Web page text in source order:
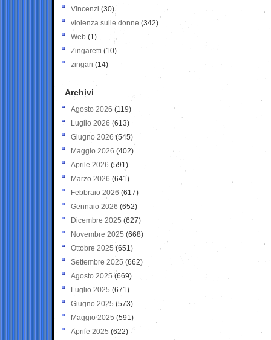
Vincenzi (30)
violenza sulle donne (342)
Web (1)
Zingaretti (10)
zingari (14)
Archivi
Agosto 2026 (119)
Luglio 2026 (613)
Giugno 2026 (545)
Maggio 2026 (402)
Aprile 2026 (591)
Marzo 2026 (641)
Febbraio 2026 (617)
Gennaio 2026 (652)
Dicembre 2025 (627)
Novembre 2025 (668)
Ottobre 2025 (651)
Settembre 2025 (662)
Agosto 2025 (669)
Luglio 2025 (671)
Giugno 2025 (573)
Maggio 2025 (591)
Aprile 2025 (622)